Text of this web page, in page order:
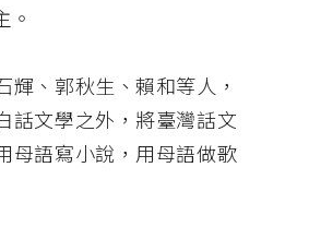
。
、郭秋生、賴和等人，
話文學之外，將臺灣話文
母語寫小說，用母語做歌